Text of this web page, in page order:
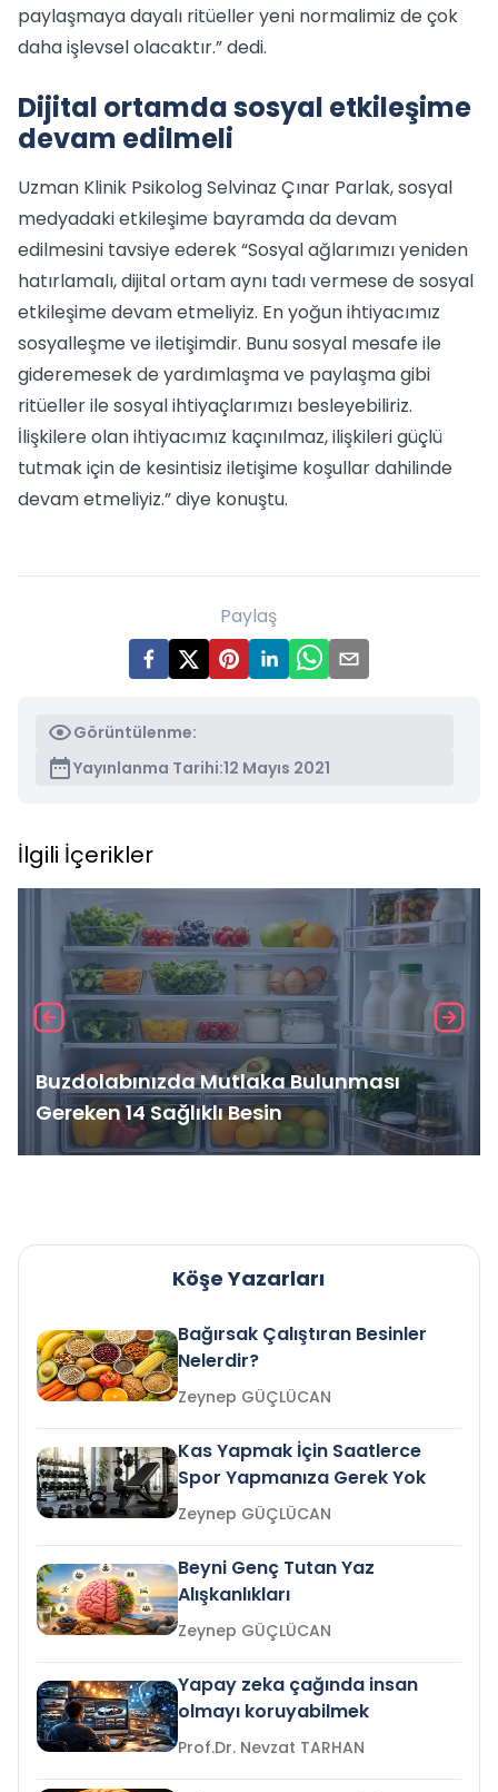
paylaşmaya dayalı ritüeller yeni normalimiz de çok
daha işlevsel olacaktır.” dedi.
Dijital ortamda sosyal etkileşime
devam edilmeli
Uzman Klinik Psikolog Selvinaz Çınar Parlak, sosyal
medyadaki etkileşime bayramda da devam
edilmesini tavsiye ederek “Sosyal ağlarımızı yeniden
hatırlamalı, dijital ortam aynı tadı vermese de sosyal
etkileşime devam etmeliyiz. En yoğun ihtiyacımız
sosyalleşme ve iletişimdir. Bunu sosyal mesafe ile
gideremesek de yardımlaşma ve paylaşma gibi
ritüeller ile sosyal ihtiyaçlarımızı besleyebiliriz.
İlişkilere olan ihtiyacımız kaçınılmaz, ilişkileri güçlü
tutmak için de kesintisiz iletişime koşullar dahilinde
devam etmeliyiz.” diye konuştu.
Paylaş
Görüntülenme:
Yayınlanma Tarihi:12 Mayıs 2021
İlgili İçerikler
Buzdolabınızda Mutlaka Bulunması
Gereken 14 Sağlıklı Besin
Köşe Yazarları
Bağırsak Çalıştıran Besinler
Nelerdir?
Zeynep GÜÇLÜCAN
Kas Yapmak İçin Saatlerce
Spor Yapmanıza Gerek Yok
Zeynep GÜÇLÜCAN
Beyni Genç Tutan Yaz
Alışkanlıkları
Zeynep GÜÇLÜCAN
Yapay zeka çağında insan
olmayı koruyabilmek
Prof.Dr. Nevzat TARHAN